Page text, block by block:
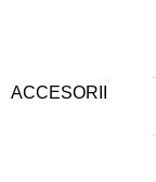
ACCESORII